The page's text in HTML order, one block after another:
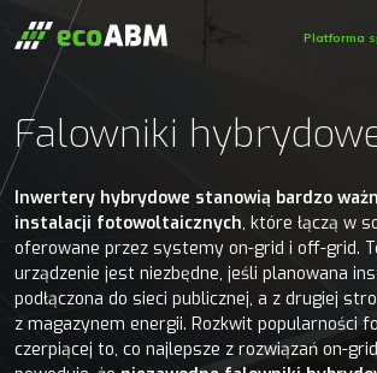
Platforma
Falowniki
Inwertery hybrydowe stanowią bardzo
instalacji fotowoltaicznych, które łączą w
oferowane przez systemy on-grid i off-grid.
urządzenie jest niezbędne, jeśli planowana
podłączona do sieci publicznej, a z drugiej
z magazynem energii. Rozkwit popularności
czerpiącej to, co najlepsze z rozwiązań on-